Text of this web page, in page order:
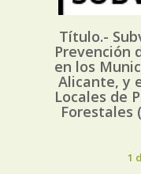
Título.-
Prevención
en los
Alicante, y
Locales de
Forestales
1